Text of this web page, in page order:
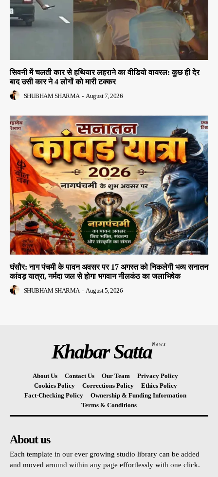
सिवनी में चलती कार से हथियार लहराने का वीडियो वायरल: कुछ ही देर
बाद उसी कार ने 4 लोगों को मारी टक्कर
SHUBHAM SHARMA - August 7, 2026
घंसौर: नाग पंचमी के पावन अवसर पर 17 अगस्त को निकलेगी भव्य सनातन
कांवड़ यात्रा, नर्मदा जल से होगा भगवान नीलकंठ का जलाभिषेक
SHUBHAM SHARMA - August 5, 2026
Khabar SattaNews
About Us Contact Us Our Team
Privacy Policy
Cookies Policy
Corrections Policy
Ethics Policy
Fact-Checking Policy
Ownership & Funding Information
Terms & Conditions
About us
Each template in our ever growing studio library can be added
and moved around within any page effortlessly with one click.